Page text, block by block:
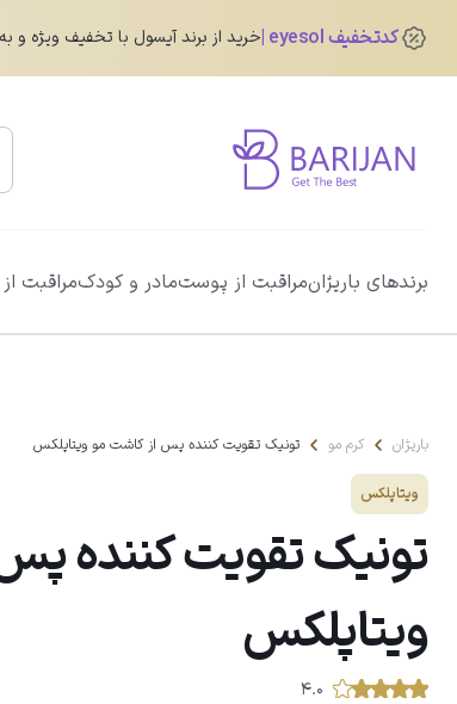
کدتخفیف eyesol خرید از برند آیسول با تخفیف ویژه
برندهای باریژانمراقبت از پوستمادر و کودکمراقبت پرفروش ترین ها
432,200 تومان 345,760 تومان باریژان کرم مو تونیک تقویت کننده پس از کاشت مو ویتاپلکس
ویتاپلکس
تونیک تقویت کننده
ویتاپلکس
۴.۰